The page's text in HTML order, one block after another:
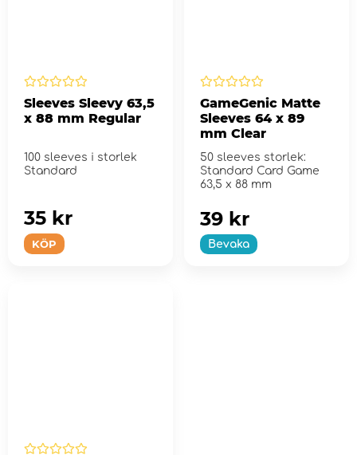
Sleeves Sleevy 63,5
x 88 mm Regular
100 sleeves i storlek
Standard
KÖP
35 kr
GameGenic Matte
Sleeves 64 x 89
mm Clear
50 sleeves storlek:
Standard Card Game
63,5 x 88 mm
Bevaka
39 kr